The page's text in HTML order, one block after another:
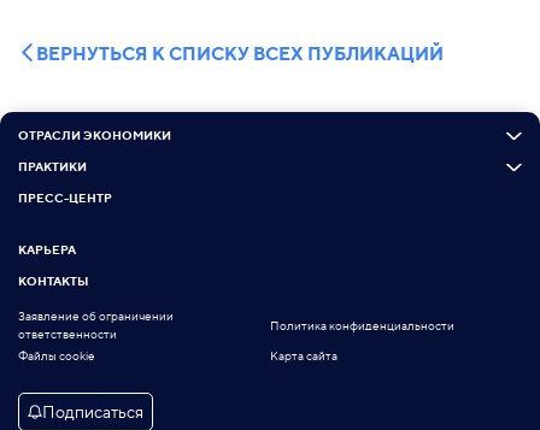
ВЕРНУТЬСЯ К СПИСКУ ВСЕХ ПУБЛИКАЦИЙ
ОТРАСЛИ ЭКОНОМИКИ
ПРАКТИКИ
ПРЕСС-ЦЕНТР
КАРЬЕРА
КОНТАКТЫ
Заявление об ограничении
ответственности
Политика конфиденциальности
Файлы cookie Карта сайта
Подписаться